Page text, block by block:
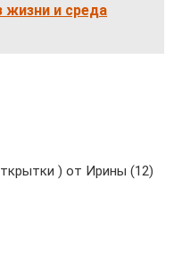
жизни и среда
) от Ирины (12)